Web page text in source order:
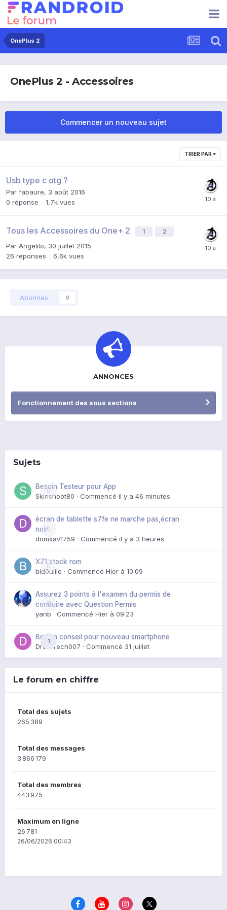
OnePlus 2
OnePlus 2 - Accessoires
Commencer un nouveau sujet
TRIER PAR
Usb type c otg ?
Par fabaure, 3 août 2016
0 réponse 1,7k vues
Tous les Accessoires du One+ 2 1 2
Par Angelilo, 30 juillet 2015
26 réponses 6,6k vues
Abonnés 0
ANNONCES
Fonctionnement des sous sections
Sujets
0
Besoin Testeur pour App
Skinshoot80 · Commencé il y a 46 minutes
0
écran de tablette s7fe ne marche pas,écran
noir
domxav1759 · Commencé il y a 3 heures
0
XZ1 stock rom
bid0uille · Commencé Hier à 10:09
0
Assurez 3 points à l'examen du permis de
conduire avec Question Permis
yanb · Commencé Hier à 09:23
1
Besoin conseil pour nouveau smartphone
DroidTech007 · Commencé 31 juillet
Le forum en chiffre
Total des sujets
265 389
Total des messages
3 866 179
Total des membres
443 975
Maximum en ligne
26 781
26/06/2026 00:43